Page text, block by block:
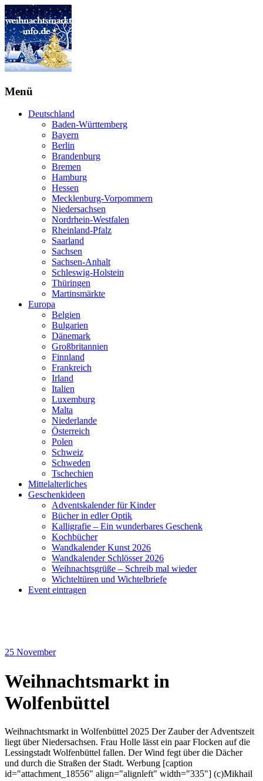
Menü
Deutschland
Baden-Württemberg
Bayern
Berlin
Brandenburg
Bremen
Hamburg
Hessen
Mecklenburg-Vorpommern
Niedersachsen
Nordrhein-Westfalen
Rheinland-Pfalz
Saarland
Sachsen
Sachsen-Anhalt
Schleswig-Holstein
Thüringen
Martinsmärkte
Europa
Belgien
Bulgarien
Dänemark
Großbritannien
Finnland
Frankreich
Irland
Italien
Luxemburg
Malta
Niederlande
Österreich
Polen
Schweiz
Schweden
Tschechien
Mittelalterliches
Geschenkideen
Adventskalender für Kinder
Bücher in edler Optik
Kalligrafie – Ein wunderbares Geschenk
Kochbücher
Wandkalender Kunst 2026
Wandkalender Schlösser 2026
Weihnachtsgrüße – Schreib mal wieder
Wichteltüren und Wichtelbriefe
Event eintragen
25 November
Weihnachtsmarkt in
Wolfenbüttel
Weihnachtsmarkt in Wolfenbüttel 2025 Der Zauber der Adventszeit
liegt über Niedersachsen. Frau Holle lässt ein paar Flocken auf die
Lessingstadt Wolfenbüttel fallen. Der Wind fegt über die Dächer
und durch die Straßen der Stadt. Werbung [caption
id="attachment_18556" align="alignleft" width="335"] (c)Mikhail